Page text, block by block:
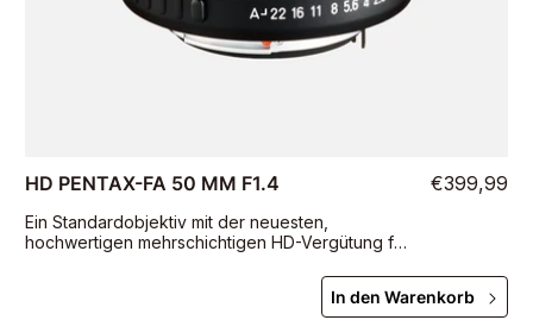
HD PENTAX-FA 50 MM F1.4
Ein Standardobjektiv mit der neuesten,
hochwertigen mehrschichtigen HD-Vergütung für
€399,99
In den Warenkorb